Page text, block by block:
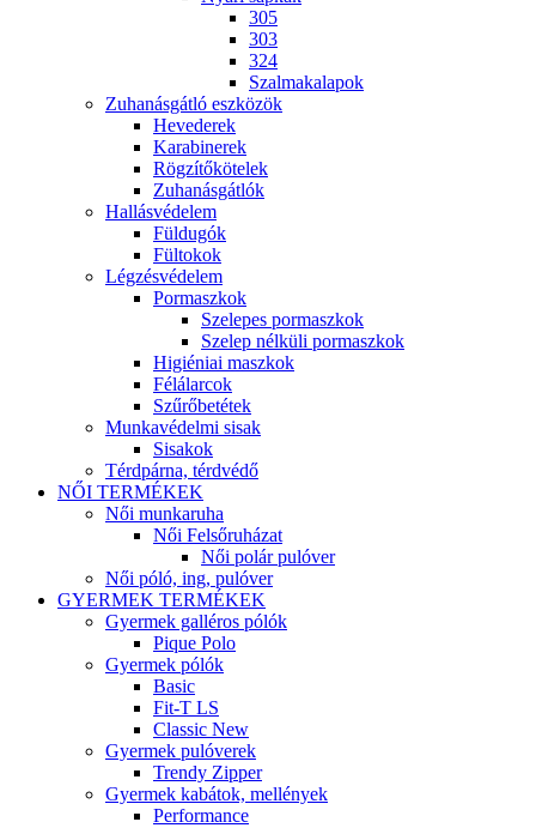
305
303
324
Szalmakalapok
Zuhanásgátló eszközök
Hevederek
Karabinerek
Rögzítőkötelek
Zuhanásgátlók
Hallásvédelem
Füldugók
Fültokok
Légzésvédelem
Pormaszkok
Szelepes pormaszkok
Szelep nélküli pormaszkok
Higiéniai maszkok
Félálarcok
Szűrőbetétek
Munkavédelmi sisak
Sisakok
Térdpárna, térdvédő
NŐI TERMÉKEK
Női munkaruha
Női Felsőruházat
Női polár pulóver
Női póló, ing, pulóver
GYERMEK TERMÉKEK
Gyermek galléros pólók
Pique Polo
Gyermek pólók
Basic
Fit-T LS
Classic New
Gyermek pulóverek
Trendy Zipper
Gyermek kabátok, mellények
Performance